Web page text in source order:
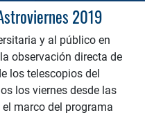
2019
y al público en
observación directa de
los telescopios del
los viernes desde las
marco del programa